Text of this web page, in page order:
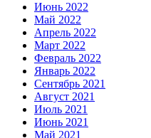
Июнь 2022
Май 2022
Апрель 2022
Март 2022
Февраль 2022
Январь 2022
Сентябрь 2021
Август 2021
Июль 2021
Июнь 2021
Май 2021